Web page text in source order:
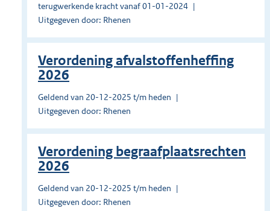
terugwerkende kracht vanaf 01-01-2024
Uitgegeven door: Rhenen
Verordening afvalstoffenheffing
2026
Geldend van 20-12-2025 t/m heden
Uitgegeven door: Rhenen
Verordening begraafplaatsrechten
2026
Geldend van 20-12-2025 t/m heden
Uitgegeven door: Rhenen